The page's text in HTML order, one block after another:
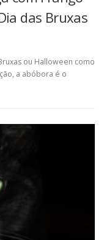
das Bruxas
ou Halloween como
a abóbora é o